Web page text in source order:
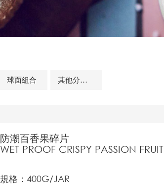
球面組合 其他分子料理及相關商品
防潮百香果碎片
WET PROOF CRISPY PASSION FRUIT
規格：400G/JAR